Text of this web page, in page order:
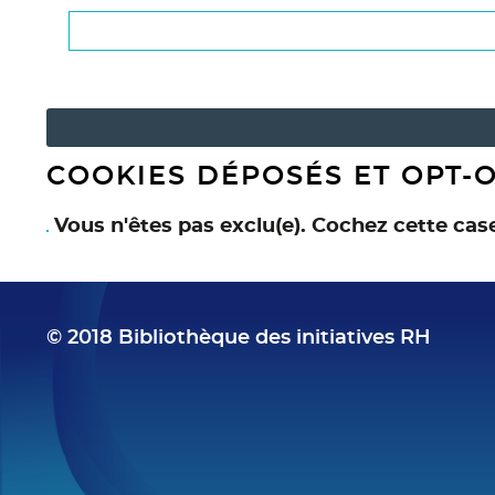
COOKIES DÉPOSÉS ET OPT-
Vous n'êtes pas exclu(e). Cochez cette
© 2018 Bibliothèque des initiatives RH